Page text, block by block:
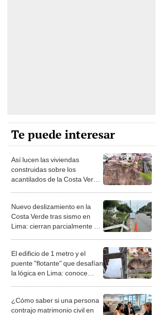
Te puede interesar
Así lucen las viviendas
construidas sobre los
acantilados de la Costa Verde
Nuevo deslizamiento en la
Costa Verde tras sismo en
Lima: cierran parcialmente vía
El edificio de 1 metro y el
puente "flotante" que desafían
la lógica en Lima: conoce
un sismo de gran magnitud
¿Cómo saber si una persona
contrajo matrimonio civil en